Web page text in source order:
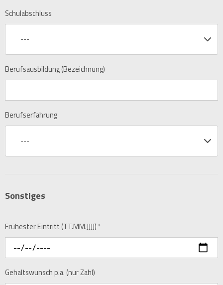
Schulabschluss
---
Berufsausbildung (Bezeichnung)
Berufserfahrung
---
Sonstiges
Frühester Eintritt (TT.MM.JJJJ) *
Gehaltswunsch p.a. (nur Zahl)